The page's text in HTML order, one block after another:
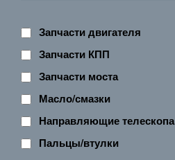
Запчасти двигателя
Запчасти КПП
Запчасти моста
Масло/смазки
Направляющие телескопа
Пальцы/втулки